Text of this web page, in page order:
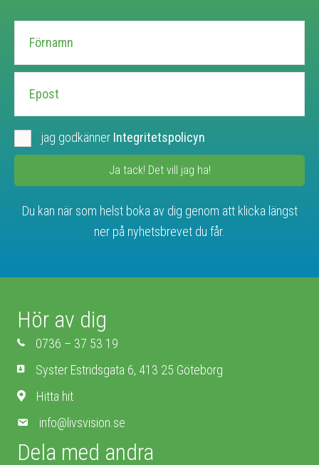
jag godkänner Integritetspolicyn
Ja tack! Det vill jag ha!
Du kan när som helst boka av dig genom att klicka längst
ner på nyhetsbrevet du får.
Hör av dig
0736 – 37 53 19
Syster Estridsgata 6, 413 25 Göteborg
Hitta hit
info@livsvision.se
Dela med andra